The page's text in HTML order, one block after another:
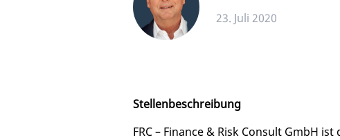
23. Juli 2020
Stellenbeschreibung
FRC – Finance & Risk Consult GmbH